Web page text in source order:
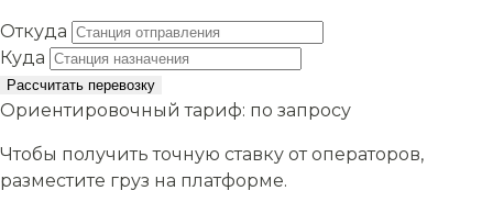
Откуда
Куда
Рассчитать перевозку
Ориентировочный тариф: по запросу
Чтобы получить точную ставку от операторов,
разместите груз на платформе.